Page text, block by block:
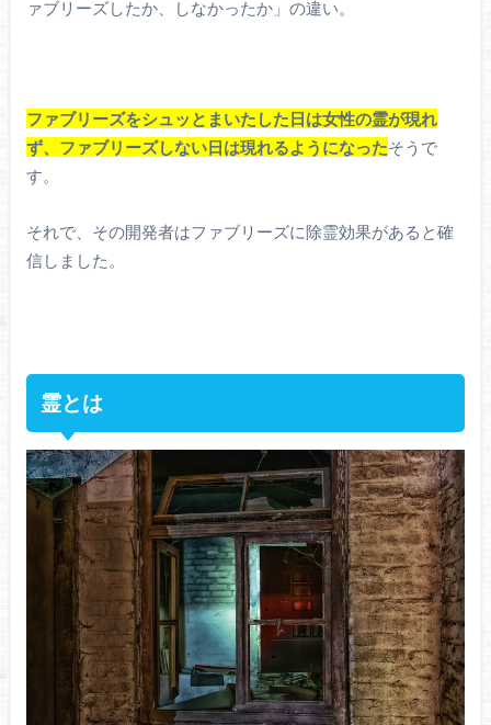
ァブリーズしたか、しなかったか」の違い。
ファブリーズをシュッとまいたした日は女性の霊が現れ
ず、ファブリーズしない日は現れるようになったそうで
す。
それで、その開発者はファブリーズに除霊効果があると確
信しました。
霊とは